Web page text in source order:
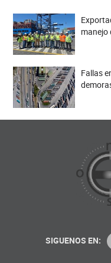
manejo
Fallas
SIGUENOS EN: